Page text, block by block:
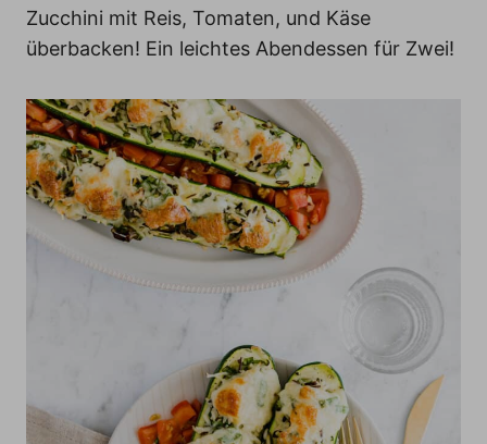
Zucchini mit Reis, Tomaten, und Käse
überbacken! Ein leichtes Abendessen für Zwei!